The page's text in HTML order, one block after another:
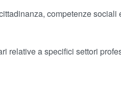
competenze
relative a specifici settori